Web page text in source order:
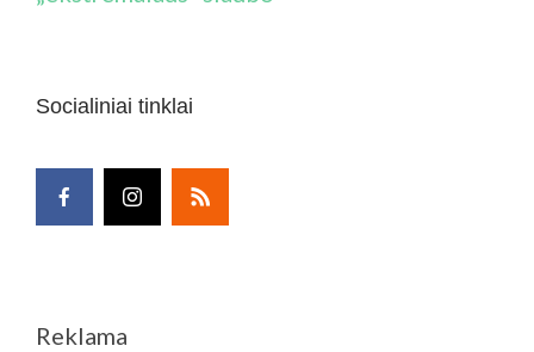
Socialiniai tinklai
Reklama